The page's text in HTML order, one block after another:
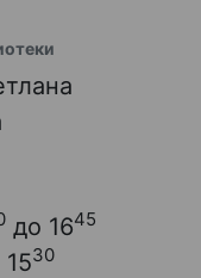
до 1645
30